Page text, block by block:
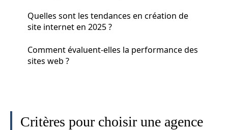
Quelles sont les tendances en création de
site internet en 2025 ?
Comment évaluent-elles la performance des
sites web ?
Critères pour choisir une agence